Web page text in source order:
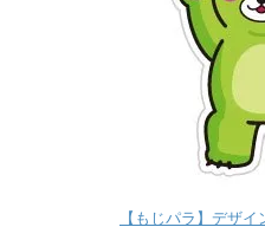
【もじパラ】デザ